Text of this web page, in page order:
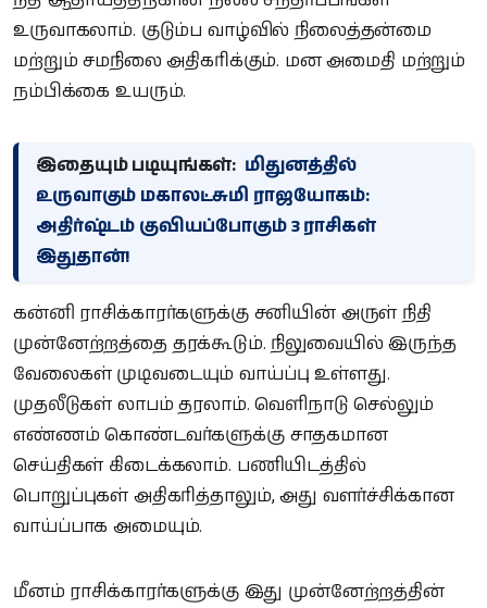
உருவாகலாம். குடும்ப வாழ்வில் நிலைத்தன்மை
மற்றும் சமநிலை அதிகரிக்கும். மன அமைதி மற்றும்
நம்பிக்கை உயரும்.
இதையும் படியுங்கள்: மிதுனத்தில்
உருவாகும் மகாலட்சுமி ராஜயோகம்:
அதிர்ஷ்டம் குவியப்போகும் 3 ராசிகள்
இதுதான்!
கன்னி ராசிக்காரர்களுக்கு சனியின் அருள் நிதி
முன்னேற்றத்தை தரக்கூடும். நிலுவையில் இருந்த
வேலைகள் முடிவடையும் வாய்ப்பு உள்ளது.
முதலீடுகள் லாபம் தரலாம். வெளிநாடு செல்லும்
எண்ணம் கொண்டவர்களுக்கு சாதகமான
செய்திகள் கிடைக்கலாம். பணியிடத்தில்
பொறுப்புகள் அதிகரித்தாலும், அது வளர்ச்சிக்கான
வாய்ப்பாக அமையும்.
மீனம் ராசிக்காரர்களுக்கு இது முன்னேற்றத்தின்